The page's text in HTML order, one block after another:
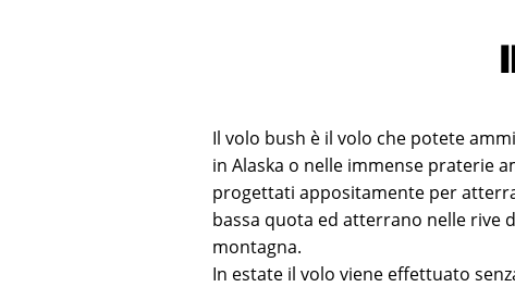
Il volo bush è il volo che potete
in Alaska o nelle immense praterie
progettati appositamente per
bassa quota ed atterrano nelle rive
montagna.
In estate il volo viene effettuato